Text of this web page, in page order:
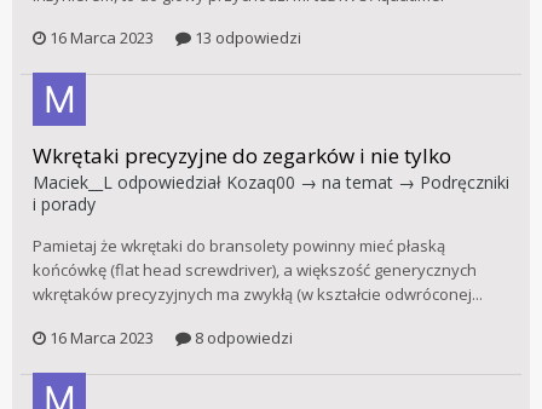
16 Marca 2023
13 odpowiedzi
Wkrętaki precyzyjne do zegarków i nie tylko
Maciek__L odpowiedział Kozaq00 → na temat → Podręczniki
i porady
Pamietaj że wkrętaki do bransolety powinny mieć płaską
końcówkę (flat head screwdriver), a większość generycznych
wkrętaków precyzyjnych ma zwykłą (w kształcie odwróconej...
16 Marca 2023
8 odpowiedzi